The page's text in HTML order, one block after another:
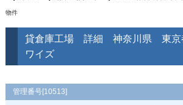
物件
貸倉庫工場 詳細 神奈川県 東
ワイズ
管理番号[10513]